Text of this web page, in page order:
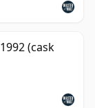
(cask